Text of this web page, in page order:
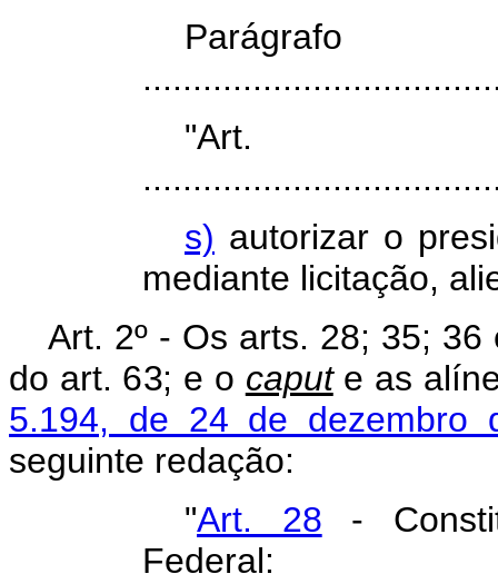
s) autorizar o
mediante licitação,
Art. 2º - Os arts. 28; 35; 36
do art. 63; e o capute as
5.194, de 24 de dezembro
seguinte redação:
"Art. 28 -
Federal: